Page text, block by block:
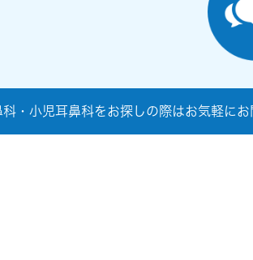
科・小児耳鼻科をお探しの際はお気軽に